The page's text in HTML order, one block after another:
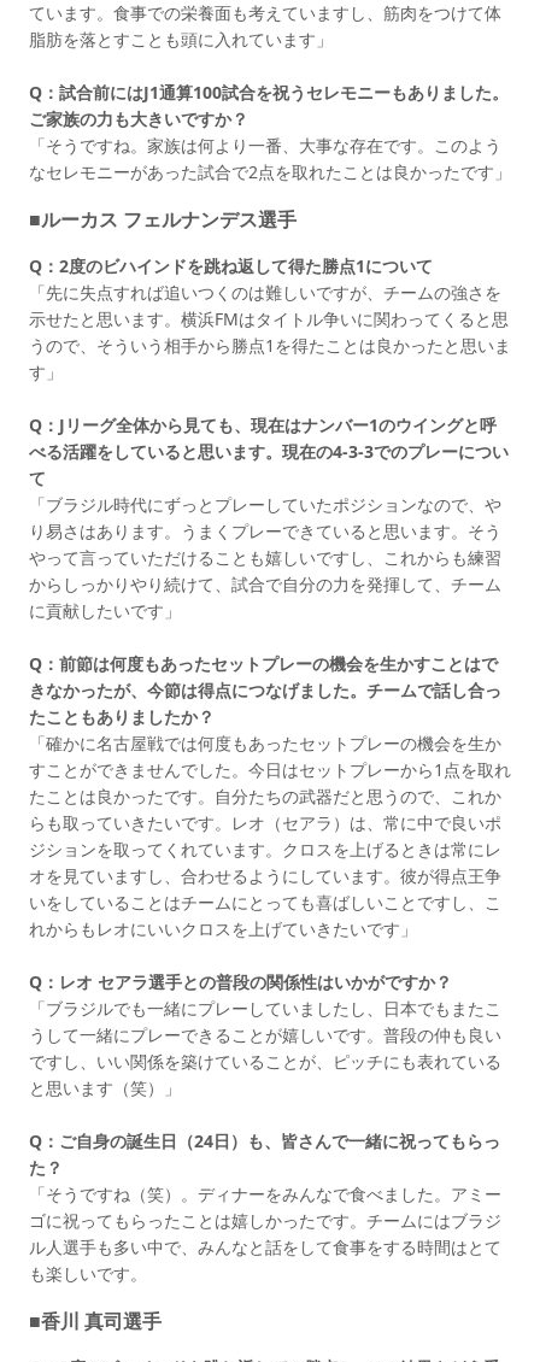
ています。食事での栄養面も考えていますし、筋肉をつけて体
脂肪を落とすことも頭に入れています」
Q：試合前にはJ1通算100試合を祝うセレモニーもありました。
ご家族の力も大きいですか？
「そうですね。家族は何より一番、大事な存在です。このよう
なセレモニーがあった試合で2点を取れたことは良かったです」
■ルーカス フェルナンデス選手
Q：2度のビハインドを跳ね返して得た勝点1について
「先に失点すれば追いつくのは難しいですが、チームの強さを
示せたと思います。横浜FMはタイトル争いに関わってくると思
うので、そういう相手から勝点1を得たことは良かったと思いま
す」
Q：Jリーグ全体から見ても、現在はナンバー1のウイングと呼
べる活躍をしていると思います。現在の4-3-3でのプレーについ
て
「ブラジル時代にずっとプレーしていたポジションなので、や
り易さはあります。うまくプレーできていると思います。そう
やって言っていただけることも嬉しいですし、これからも練習
からしっかりやり続けて、試合で自分の力を発揮して、チーム
に貢献したいです」
Q：前節は何度もあったセットプレーの機会を生かすことはで
きなかったが、今節は得点につなげました。チームで話し合っ
たこともありましたか？
「確かに名古屋戦では何度もあったセットプレーの機会を生か
すことができませんでした。今日はセットプレーから1点を取れ
たことは良かったです。自分たちの武器だと思うので、これか
らも取っていきたいです。レオ（セアラ）は、常に中で良いポ
ジションを取ってくれています。クロスを上げるときは常にレ
オを見ていますし、合わせるようにしています。彼が得点王争
いをしていることはチームにとっても喜ばしいことですし、こ
れからもレオにいいクロスを上げていきたいです」
Q：レオ セアラ選手との普段の関係性はいかがですか？
「ブラジルでも一緒にプレーしていましたし、日本でもまたこ
うして一緒にプレーできることが嬉しいです。普段の仲も良い
ですし、いい関係を築けていることが、ピッチにも表れている
と思います（笑）」
Q：ご自身の誕生日（24日）も、皆さんで一緒に祝ってもらっ
た？
「そうですね（笑）。ディナーをみんなで食べました。アミー
ゴに祝ってもらったことは嬉しかったです。チームにはブラジ
ル人選手も多い中で、みんなと話をして食事をする時間はとて
も楽しいです。
■香川 真司選手